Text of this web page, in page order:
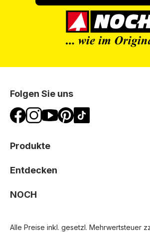
Folgen Sie uns
Produkte
Entdecken
NOCH
Alle Preise inkl. gesetzl. Mehrwertsteuer